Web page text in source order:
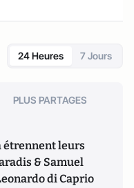
24 Heures 7 Jours
PLUS PARTAGES
étrennent leurs
& Samuel
di Caprio